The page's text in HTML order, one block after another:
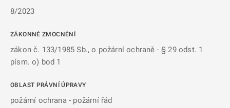
8/2023
ZÁKONNÉ ZMOCNĚNÍ
zákon č. 133/1985 Sb., o požární ochraně - § 29 odst. 1
písm. o) bod 1
OBLAST PRÁVNÍ ÚPRAVY
požární ochrana - požární řád